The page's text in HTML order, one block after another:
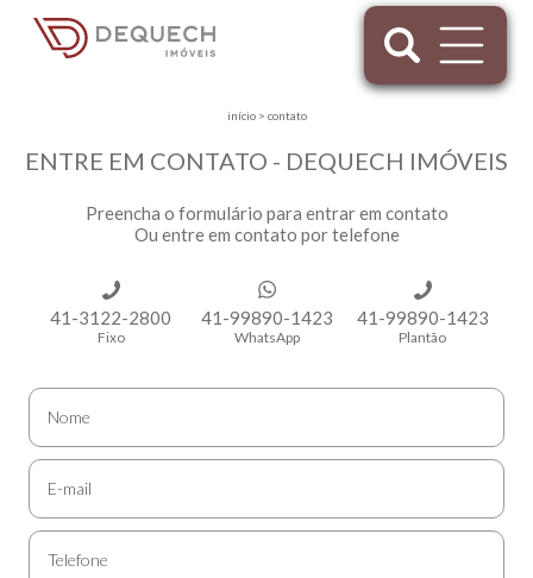
início> contato
ENTRE EM CONTATO - DEQUECH IMÓVEIS
Preencha o formulário para entrar em contato
Ou entre em contato por telefone
41-3122-2800
Fixo
41-99890-1423
WhatsApp
41-99890-1423
Plantão